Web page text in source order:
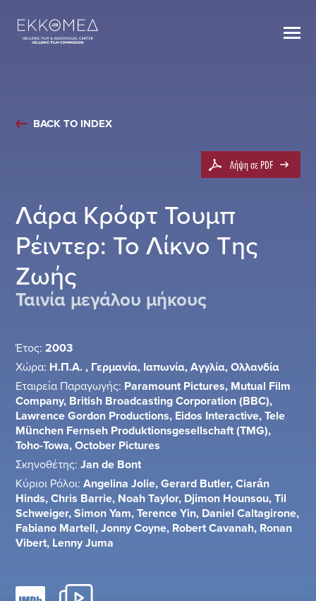
BACK TO INDEX
Λήψη σε PDF
Λάρα Κρόφτ Τουμπ
Ρέιντερ: Το Λίκνο Της
Ζωής
Ταινία μεγάλου μήκους
Έτος: 2003
Χώρα: Η.Π.Α. , Γερμανία, Ιαπωνία, Αγγλία, Ολλανδία
Εταιρεία Παραγωγής: Paramount Pictures, Mutual Film
Company, British Broadcasting Corporation (BBC),
Lawrence Gordon Productions, Eidos Interactive, Tele
München Fernseh Produktionsgesellschaft (TMG),
Toho-Towa, October Pictures
Σκηνοθέτης: Jan de Bont
Κύριοι Ρόλοι: Angelina Jolie, Gerard Butler, Ciarán
Hinds, Chris Barrie, Noah Taylor, Djimon Hounsou, Til
Schweiger, Simon Yam, Terence Yin, Daniel Caltagirone,
Fabiano Martell, Jonny Coyne, Robert Cavanah, Ronan
Vibert, Lenny Juma